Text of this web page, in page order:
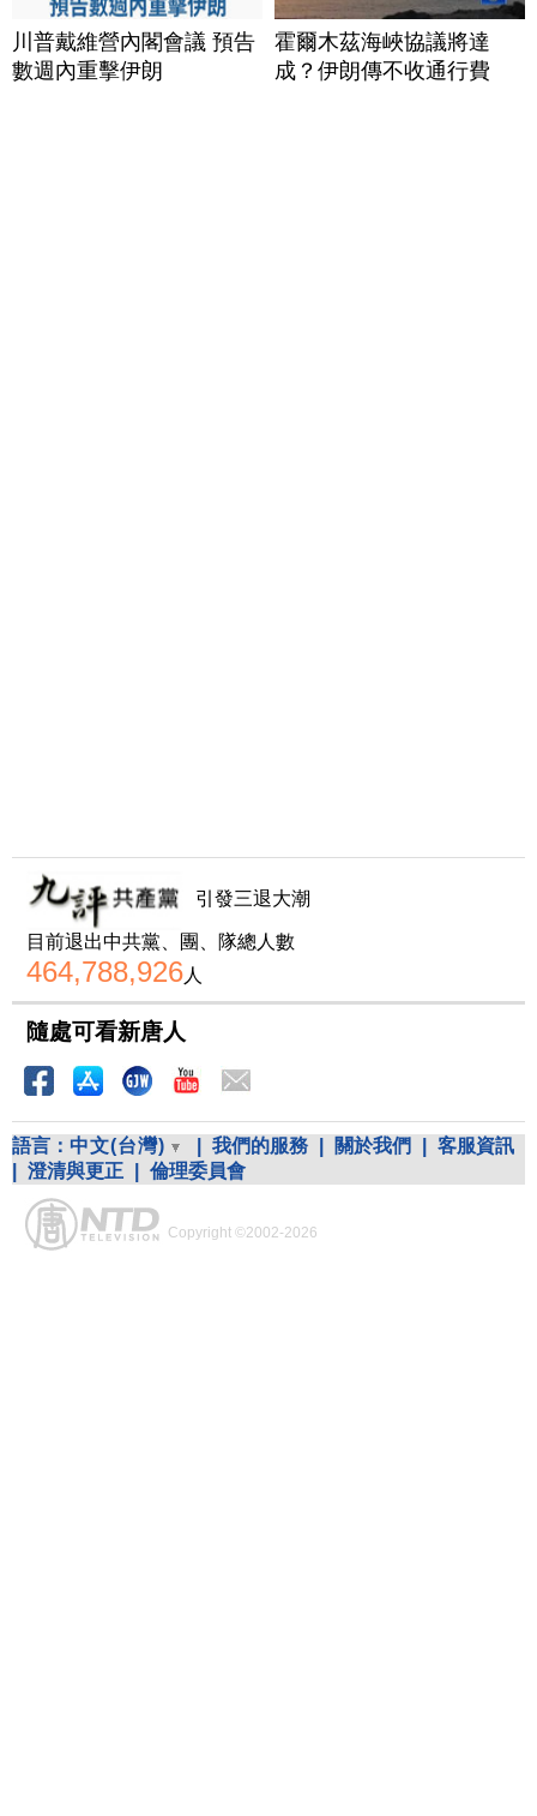
川普戴維營內閣會議 預告
數週內重擊伊朗
霍爾木茲海峽協議將達
成？伊朗傳不收通行費
引發三退大潮
目前退出中共黨、團、隊總人數
464,788,926人
隨處可看新唐人
語言： 中文(台灣) 我們的服務 關於我們
客服資訊
澄清與更正 倫理委員會
Copyright ©2002-2026